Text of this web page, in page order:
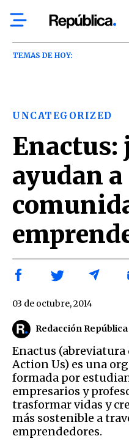
TEMAS DE HOY:
UNCATEGORIZED
Enactus:
ayudan a
Redacción República
03 de octubre, 2014
Enactus
Action Us) es una
formada por
empresarios y
trasformar vidas y
más sostenible a
emprendedores.